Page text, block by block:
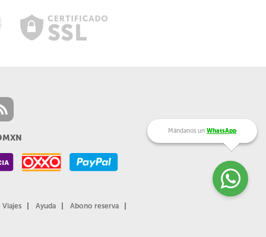
Ayuda
Abono reserva
Mándanos un WhatsApp